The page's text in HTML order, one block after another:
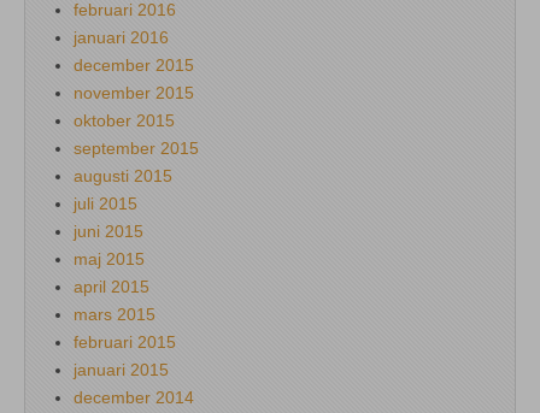
februari 2016
januari 2016
december 2015
november 2015
oktober 2015
september 2015
augusti 2015
juli 2015
juni 2015
maj 2015
april 2015
mars 2015
februari 2015
januari 2015
december 2014